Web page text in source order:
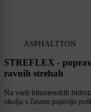
ASPHALTTON
STREFLEX -
ravnih strehah
Na vseh bitumenskih
okolja s časom pojavijo